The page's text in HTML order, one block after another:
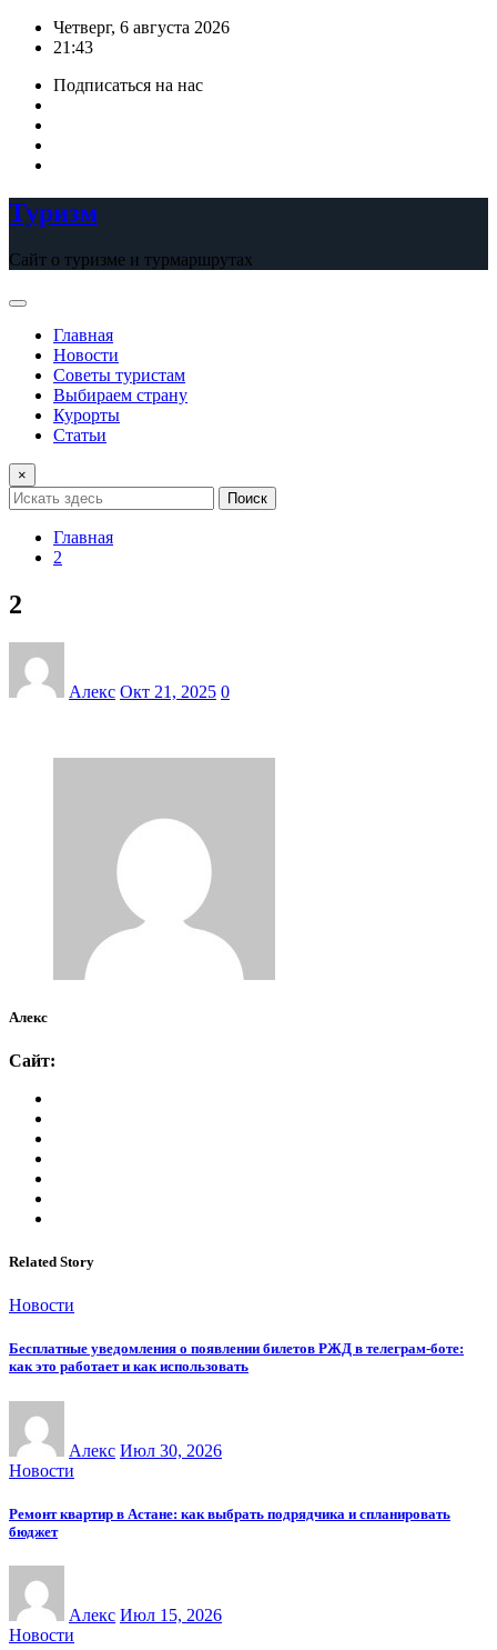
ПерейтиЧетверг, 6 августа 2026
21:43
Подписаться на нас
Туризм
Сайт о туризме и турмаршрутах
Главная
Новости
Советы туристам
Выбираем страну
Курорты
Статьи
×
Поиск
Главная
2
2
Алекс Окт 21, 2025 0
Алекс
Сайт:
Related Story
Новости
Бесплатные уведомления о появлении билетов РЖД в телеграм-боте:
как это работает и как использовать
Алекс Июл 30, 2026
Новости
Ремонт квартир в Астане: как выбрать подрядчика и спланировать
бюджет
Алекс Июл 15, 2026
Новости